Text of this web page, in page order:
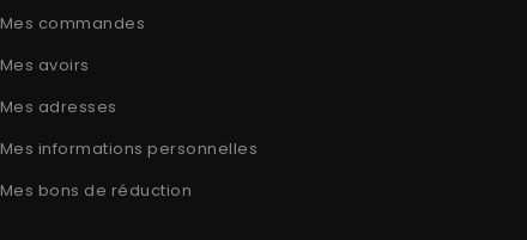
Mes commandes
Mes avoirs
Mes adresses
Mes informations personnelles
Mes bons de réduction